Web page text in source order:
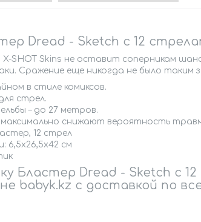
Dread - Sketch с 12
SHOT Skins не оставит соперникам
Сражение еще никогда не было таким
в стиле комиксов.
стрел.
– до 27 метров.
максимально снижают вероятность
12 стрел
6,5х26,5х42 см
Бластер Dread - Sketch с
babyk.kz с доставкой по